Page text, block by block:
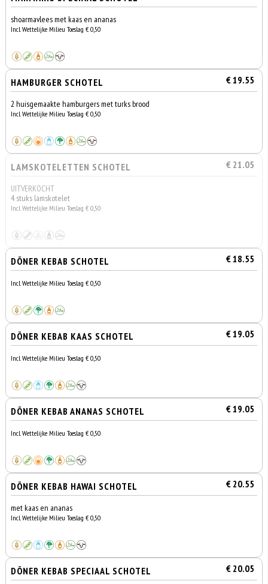
shoarmavlees met kaas en ananas
Incl. Wettelijke Milieu Toeslag € 0,50
HAMBURGER SCHOTEL € 19.55
2 huisgemaakte hamburgers met turks brood
Incl. Wettelijke Milieu Toeslag € 0,50
LAMSKOTELETTEN SCHOTEL € 21.05
UITVERKOCHT
4 stuks lamskotelet
Incl. Wettelijke Milieu Toeslag € 0,50
DÖNER KEBAB SCHOTEL € 18.55
Incl. Wettelijke Milieu Toeslag € 0,50
DÖNER KEBAB KAAS SCHOTEL € 19.05
Incl. Wettelijke Milieu Toeslag € 0,50
DÖNER KEBAB ANANAS SCHOTEL € 19.05
Incl. Wettelijke Milieu Toeslag € 0,50
DÖNER KEBAB HAWAI SCHOTEL € 20.55
met kaas en ananas
Incl. Wettelijke Milieu Toeslag € 0,50
DÖNER KEBAB SPECIAAL SCHOTEL € 20.05